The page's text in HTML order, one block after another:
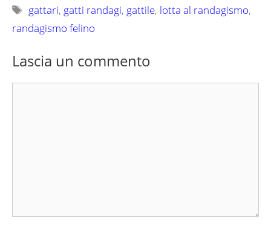
Tag
gattari, gatti randagi, gattile, lotta al randagismo,
randagismo felino
Lascia un commento